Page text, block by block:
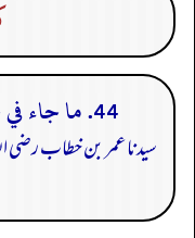
44. ما جاء في خلافة عمر بن الخطاب ﵁
سیدنا عمر بن خطاب رضی